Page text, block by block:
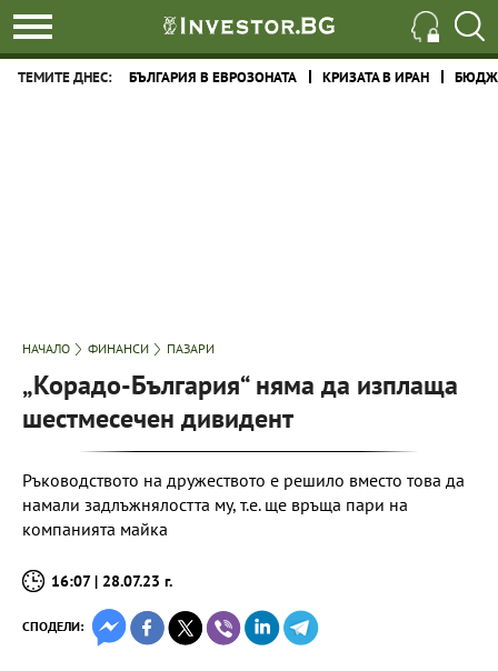
ТЕМИТЕ ДНЕС: БЪЛГАРИЯ В ЕВРОЗОНАТА КРИЗАТА В ИРАН
НАЧАЛО ФИНАНСИ ПАЗАРИ
„Корадо-България“ няма да изплаща
шестмесечен дивидент
Ръководството на дружеството е решило вместо това да
намали задлъжнялостта му, т.е. ще връща пари на
компанията майка
16:07 | 28.07.23 г.
СПОДЕЛИ: